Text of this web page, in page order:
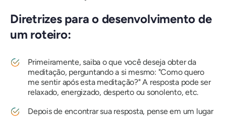
Diretrizes para o desenvolvimento de
um roteiro:
Primeiramente, saiba o que você deseja obter da
meditação, perguntando a si mesmo: "Como quero
me sentir após esta meditação?" A resposta pode ser
relaxado, energizado, desperto ou sonolento, etc.
Depois de encontrar sua resposta, pense em um lugar